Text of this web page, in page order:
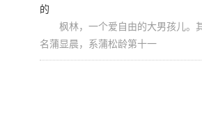
的
枫林，一个爱自由的大男孩儿。
名蒲显晨，系蒲松龄第十一